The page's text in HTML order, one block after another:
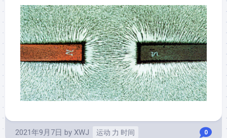
2021年9月7日 by XWJ 运动 力 时间 0